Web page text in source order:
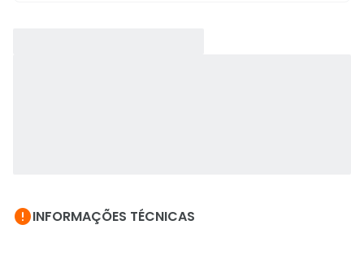
INFORMAÇÕES TÉCNICAS